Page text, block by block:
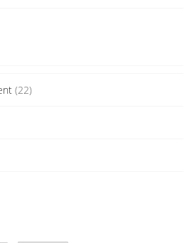
(22)